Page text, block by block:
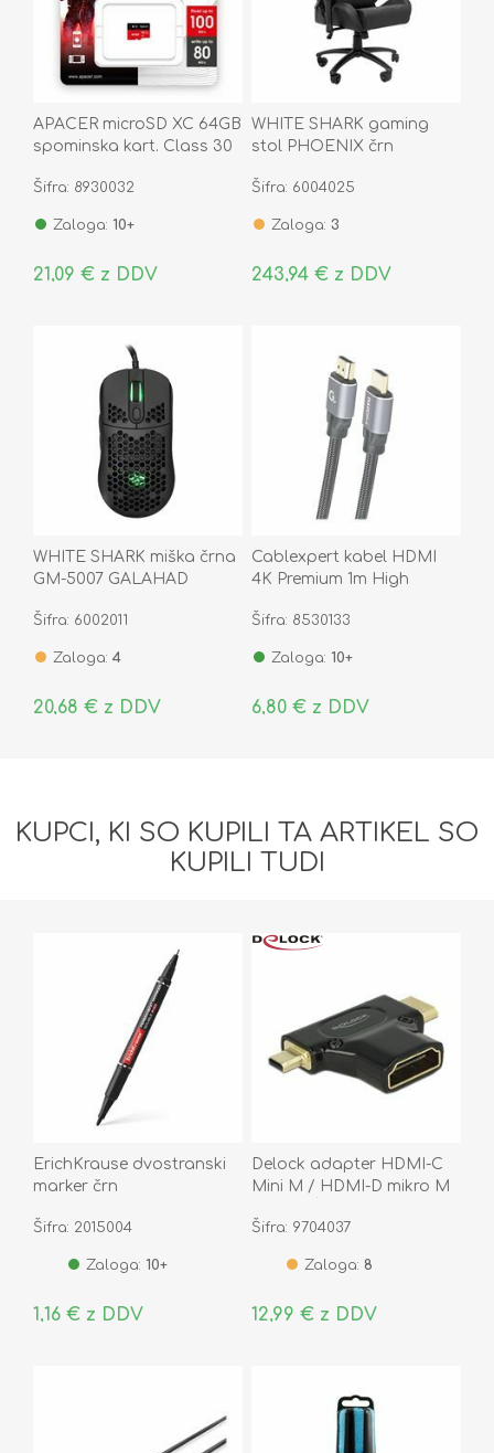
APACER microSD XC 64GB
spominska kart. Class 30
RAGC
Šifra: 8930032
Zaloga: 10+
21,09 € z DDV
WHITE SHARK gaming
stol PHOENIX črn
Šifra: 6004025
Zaloga: 3
243,94 € z DDV
WHITE SHARK miška črna
GM-5007 GALAHAD
Šifra: 6002011
Zaloga: 4
20,68 € z DDV
Cablexpert kabel HDMI
4K Premium 1m High
Šifra: 8530133
Zaloga: 10+
6,80 € z DDV
KUPCI, KI SO KUPILI TA ARTIKEL SO
KUPILI TUDI
ErichKrause dvostranski
marker črn
Šifra: 2015004
Zaloga: 10+
1,16 € z DDV
Delock adapter HDMI-C
Mini M / HDMI-D mikro M
Šifra: 9704037
Zaloga: 8
12,99 € z DDV